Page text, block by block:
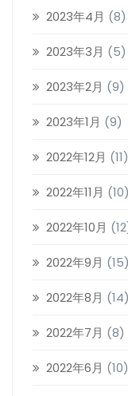
2023年4月 (8)
2023年3月 (5)
2023年2月 (9)
2023年1月 (9)
2022年12月 (11)
2022年11月 (10)
2022年10月
2022年9月 (15)
2022年8月 (14)
2022年7月 (8)
2022年6月 (10)